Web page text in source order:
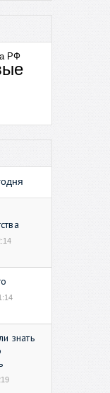
РФ
знать